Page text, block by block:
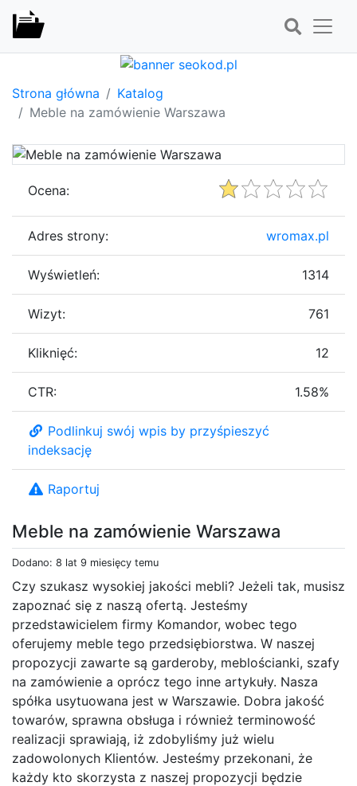
Strona główna
Katalog
Meble na zamówienie Warszawa
Meble na zamówienie Warszawa
Dodano: 8 lat 9 miesięcy temu
Czy szukasz wysokiej jakości mebli? Jeżeli tak, musisz
zapoznać się z naszą ofertą. Jesteśmy
przedstawicielem firmy Komandor, wobec tego
oferujemy meble tego przedsiębiorstwa. W naszej
propozycji zawarte są garderoby, meblościanki, szafy
na zamówienie a oprócz tego inne artykuły. Nasza
spółka usytuowana jest w Warszawie. Dobra jakość
towarów, sprawna obsługa i również terminowość
realizacji sprawiają, iż zdobyliśmy już wielu
zadowolonych Klientów. Jesteśmy przekonani, że
każdy kto skorzysta z naszej propozycji będzie
Ocena:
Adres strony: wromax.pl
Wyświetleń: 1314
Wizyt: 761
Kliknięć: 12
CTR: 1.58%
Podlinkuj swój wpis by przyśpieszyć
indeksację
Raportuj